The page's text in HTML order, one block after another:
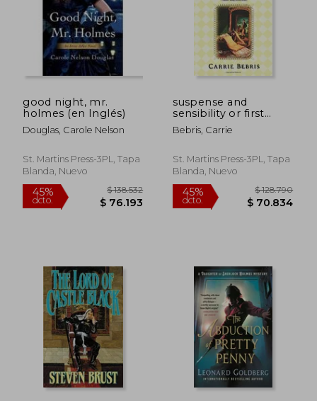
45%
dcto.
$ 167.086
$ 91.898
45%
dcto.
good night, mr.
holmes (en Inglés)
Douglas, Carole Nelson
St. Martins Press-3PL, Tapa
Blanda, Nuevo
suspense and
sensibility or first
impressions revisited
(en Inglés)
Bebris, Carrie
St. Martins Press-3PL, Tapa
Blanda, Nuevo